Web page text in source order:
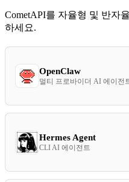
CometAPI를 자율형 및 반자
하세요.
OpenClaw
멀티 프로바이더 AI 에이전
Hermes Agent
CLI AI 에이전트